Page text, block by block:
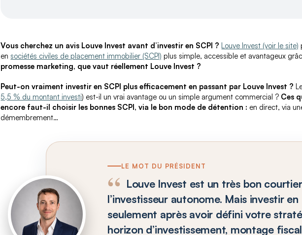
Vous cherchez un avis Louve Invest avant d’investir en SCPI ? Louve Invest (voir le site)
en sociétés civiles de placement immobilier (SCPI) plus simple, accessible et avantageux
promesse marketing, que vaut réellement Louve Invest ?
Peut-on vraiment investir en SCPI plus efficacement en passant par Louve Invest ?
5,5 % du montant investi) est-il un vrai avantage ou un simple argument commercial ? Ces
encore faut-il choisir les bonnes SCPI, via le bon mode de détention : en direct, via
démembrement…
LE MOT DU PRÉSIDENT
Louve Invest est un très bon
l’investisseur autonome. Mais investir
seulement après avoir défini votre
horizon d’investissement, montage